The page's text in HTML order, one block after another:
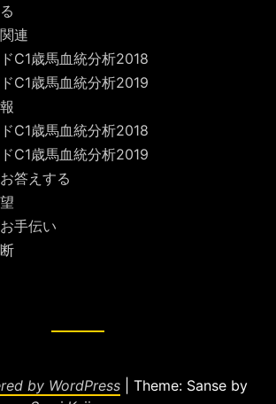
連
C1歳馬血統分析2018
C1歳馬血統分析2019
C1歳馬血統分析2018
C1歳馬血統分析2019
答えする
手伝い
by WordPress
Theme: Sanse by